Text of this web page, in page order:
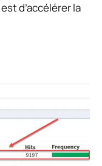
d’accélérer la